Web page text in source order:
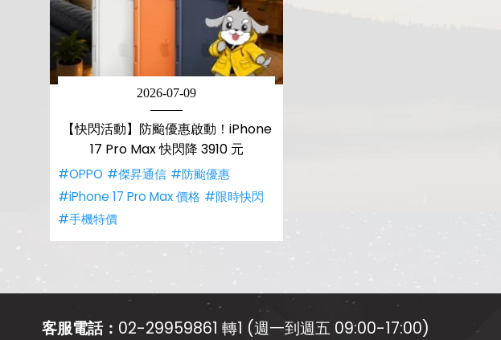
2026-07-09
【快閃活動】防颱優惠啟動！iPhone
17 Pro Max 快閃降 3910 元
#OPPO #傑昇通信 #防颱優惠
#iPhone 17 Pro Max 價格 #限時快閃
#手機特價
客服電話： 02-29959861 轉1 (週一到週五 09:00-17:00)